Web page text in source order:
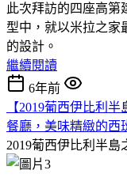
此次拜訪的四座高第
型中，就以米拉之家
的設計。
繼續閱讀
6年前
【2019葡西伊比利半
餐廳，美味精緻的西
2019葡西伊比利半島